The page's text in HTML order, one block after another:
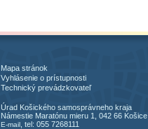
Mapa stránok
Vyhlásenie o prístupnosti
Technický prevádzkovateľ
Úrad Košického samosprávneho kraja
Námestie Maratónu mieru 1, 042 66 Košice
E-mail , tel: 055 7268111